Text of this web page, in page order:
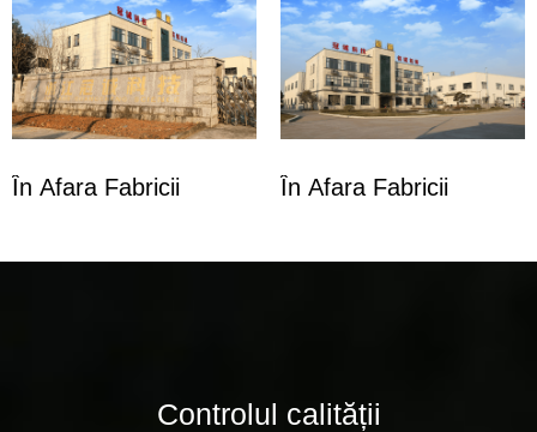
În Afara Fabricii În Afara Fabricii
Controlul calității